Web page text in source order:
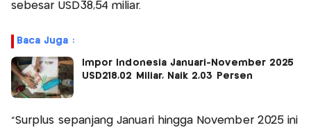
sebesar USD38,54 miliar.
Baca Juga :
Impor Indonesia Januari-November 2025
USD218,02 Miliar, Naik 2,03 Persen
"Surplus sepanjang Januari hingga November 2025 ini